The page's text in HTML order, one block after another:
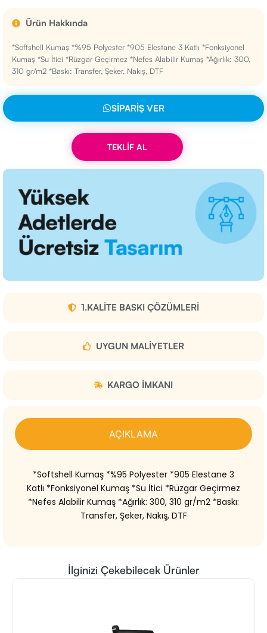
Ürün Hakkında
*Softshell Kumaş *%95 Polyester *905 Elestane 3 Katlı *Fonksiyonel
Kumaş *Su İtici *Rüzgar Geçirmez *Nefes Alabilir Kumaş *Ağırlık: 300,
310 gr/m2 *Baskı: Transfer, Şeker, Nakış, DTF
SIPARIŞ VER
TEKLİF AL
1.KALITE BASKI ÇÖZÜMLERI
UYGUN MALIYETLER
KARGO IMKANI
AÇIKLAMA
*Softshell Kumaş *%95 Polyester *905 Elestane 3
Katlı *Fonksiyonel Kumaş *Su İtici *Rüzgar Geçirmez
*Nefes Alabilir Kumaş *Ağırlık: 300, 310 gr/m2 *Baskı:
Transfer, Şeker, Nakış, DTF
İlginizi Çekebilecek Ürünler